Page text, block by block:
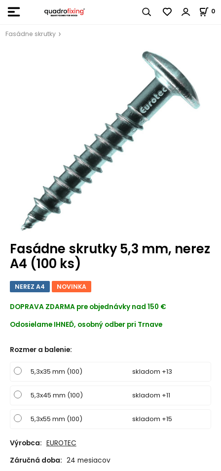
0
Fasádne skrutky
Fasádne skrutky 5,3 mm, nerez
A4 (100 ks)
NEREZ A4 NOVINKA
DOPRAVA ZDARMA pre objednávky nad 150 €
Odosielame IHNEĎ, osobný odber pri Trnave
Rozmer a balenie:
5,3x35 mm (100) skladom +13
5,3x45 mm (100) skladom +11
5,3x55 mm (100) skladom +15
Výrobca: EUROTEC
Záručná doba: 24 mesiacov